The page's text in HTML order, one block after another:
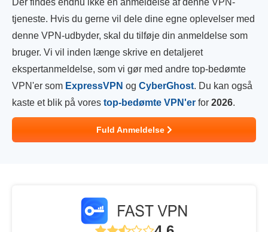
Der findes endnu ikke en anmeldelse af denne VPN-
tjeneste. Hvis du gerne vil dele dine egne oplevelser med
denne VPN-udbyder, skal du tilføje din anmeldelse som
bruger. Vi vil inden længe skrive en detaljeret
ekspertanmeldelse, som vi gør med andre top-bedømte
VPN'er som ExpressVPN og CyberGhost. Du kan også
kaste et blik på vores top-bedømte VPN'er for 2026.
Fuld Anmeldelse